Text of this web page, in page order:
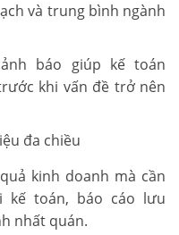
và trung bình ngành
báo giúp kế toán
khi vấn đề trở nên
đa chiều
kinh doanh mà cần
kế toán, báo cáo lưu
nhất quán.